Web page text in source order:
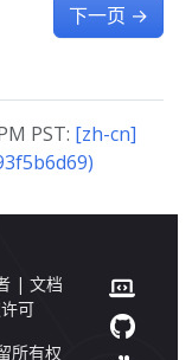
下一页 →
PST: [zh-cn]
| 文档
可
所有权